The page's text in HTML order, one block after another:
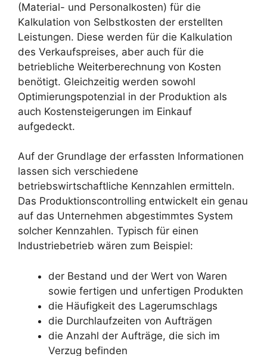
V
i
d
e
o
(Material- und Personalkosten) für die
Kalkulation von Selbstkosten der erstellten
Leistungen. Diese werden für die Kalkulation
des Verkaufspreises, aber auch für die
betriebliche Weiterberechnung von Kosten
benötigt. Gleichzeitig werden sowohl
Optimierungspotenzial in der Produktion als
auch Kostensteigerungen im Einkauf
aufgedeckt.
Auf der Grundlage der erfassten Informationen
lassen sich verschiedene
betriebswirtschaftliche Kennzahlen ermitteln.
Das Produktionscontrolling entwickelt ein genau
auf das Unternehmen abgestimmtes System
solcher Kennzahlen. Typisch für einen
Industriebetrieb wären zum Beispiel:
der Bestand und der Wert von Waren
sowie fertigen und unfertigen Produkten
die Häufigkeit des Lagerumschlags
die Durchlaufzeiten von Aufträgen
die Anzahl der Aufträge, die sich im
Verzug befinden